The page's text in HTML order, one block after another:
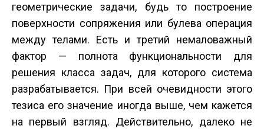
геометрические задачи, будь то построение
поверхности сопряжения или булева операция
между телами. Есть и третий немаловажный
фактор — полнота функциональности для
решения класса задач, для которого система
разрабатывается. При всей очевидности этого
тезиса его значение иногда выше, чем кажется
на первый взгляд. Действительно, далеко не